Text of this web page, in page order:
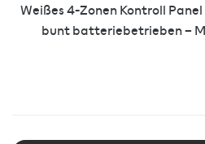
Weißes 4-Zonen Kontroll
bunt batteriebetrieben –